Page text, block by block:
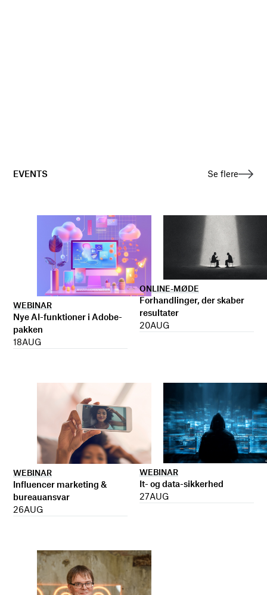
EVENTS Se flere
WEBINAR
Nye AI-funktioner i Adobe-
pakken
18AUG
ONLINE-MØDE
Forhandlinger, der skaber
resultater
20AUG
WEBINAR
Influencer marketing &
bureauansvar
26AUG
WEBINAR
It- og data-sikkerhed
27AUG